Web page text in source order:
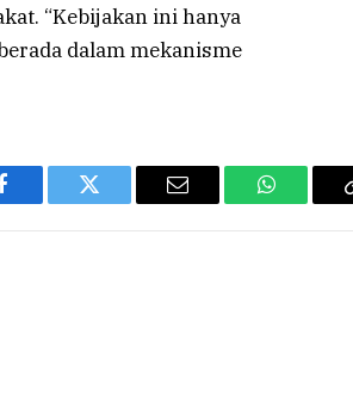
“Kebijakan ini hanya
dalam mekanisme
Facebook Twitter Email